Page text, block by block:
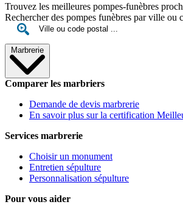
Trouvez les meilleures pompes-funèbres
Rechercher des pompes funèbres par ville ou
Marbrerie
Comparer les marbriers
Demande de devis marbrerie
En savoir plus sur la certification
Services marbrerie
Choisir un monument
Entretien sépulture
Personnalisation sépulture
Pour vous aider